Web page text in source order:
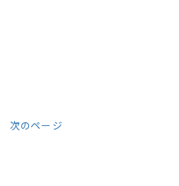
次のページ